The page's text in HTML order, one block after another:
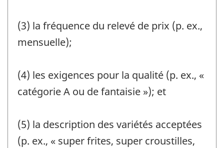
(3) la fréquence du relevé de prix (p. ex.,
mensuelle);
(4) les exigences pour la qualité (p. ex., «
catégorie A ou de fantaisie »); et
(5) la description des variétés acceptées
(p. ex., « super frites, super croustilles,